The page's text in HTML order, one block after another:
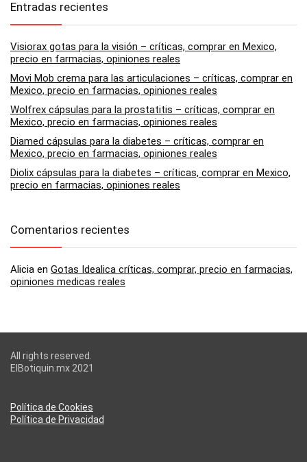
Entradas recientes
Visiorax gotas para la visión – críticas, comprar en Mexico,
precio en farmacias, opiniones reales
Movi Mob crema para las articulaciones – críticas, comprar en
Mexico, precio en farmacias, opiniones reales
Wolfrex cápsulas para la prostatitis – críticas, comprar en
Mexico, precio en farmacias, opiniones reales
Diamed cápsulas para la diabetes – críticas, comprar en
Mexico, precio en farmacias, opiniones reales
Diolix cápsulas para la diabetes – críticas, comprar en Mexico,
precio en farmacias, opiniones reales
Comentarios recientes
Alicia en Gotas Idealica críticas, comprar, precio en farmacias,
opiniones medicas reales
All rights reserved.
ElBotiquin.mx 2021
Política de Cookies
Política de Privacidad